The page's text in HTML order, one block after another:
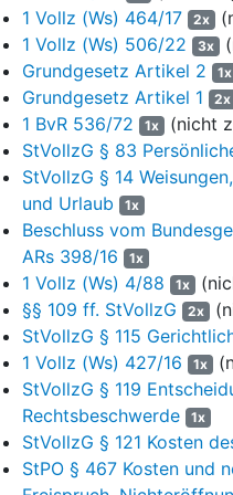
unbestimmt sei, fänden die
vorgesehenen Schritte von
Anwendung.
Am 27.11.2023 ist der
Ab dem 30.01.2024 erhielt er
Std./Woche, der ab dem
dem 19.06.2024 auf 20 Std./
Nachdem sich die
Landgerichts Dortmund mit
unzuständig erklärt und die
Strafvollstreckungskammer
Betroffene mit Schreiben vom
seines Antrages vom
die angefochtene Maßnahme
war.
Mit dem angefochtenen
16.
den Antrag des Betroffenen
1 Vollz (Ws) 464/17
2x
1 Vollz (Ws) 506/22
3x
Grundgesetz Artikel 2
1x
Grundgesetz Artikel 1 2x
1 BvR 536/72 1x (nicht
StVollzG § 83
StVollzG § 14
und Urlaub
1x
Beschluss vom
ARs 398/16
1x
1 Vollz (Ws) 4/88 1x
§§ 109 ff. StVollzG
2x
StVollzG § 115
1 Vollz (Ws) 427/16 1x
StVollzG § 119
Rechtsbeschwerde
1x
StVollzG § 121 Kosten
StPO § 467 Kosten und